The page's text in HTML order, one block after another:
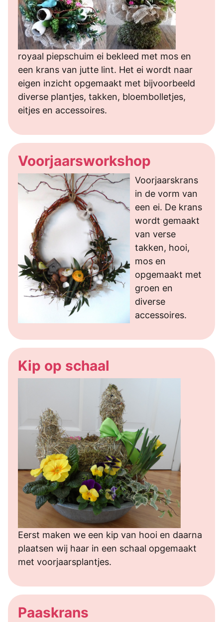
royaal piepschuim ei bekleed met mos en
een krans van jutte lint. Het ei wordt naar
eigen inzicht opgemaakt met bijvoorbeeld
diverse plantjes, takken, bloembolletjes,
eitjes en accessoires.
Voorjaarsworkshop
Voorjaarskrans
in de vorm van
een ei. De krans
wordt gemaakt
van verse
takken, hooi,
mos en
opgemaakt met
groen en
diverse
accessoires.
Kip op schaal
Eerst maken we een kip van hooi en daarna
plaatsen wij haar in een schaal opgemaakt
met voorjaarsplantjes.
Paaskrans